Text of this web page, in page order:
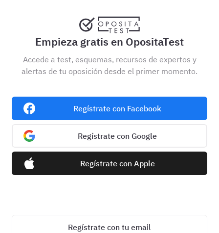
Empieza gratis en OpositaTest
Accede a test, esquemas, recursos de expertos y
alertas de tu oposición desde el primer momento.
Regístrate con Facebook
Regístrate con Google
Regístrate con Apple
Regístrate con tu email